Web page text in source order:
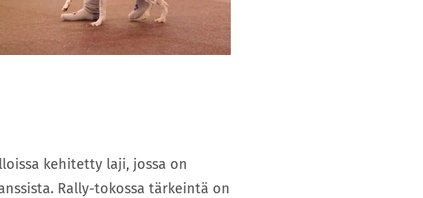
kehitetty laji, jossa on
Rally-tokossa tärkeintä on